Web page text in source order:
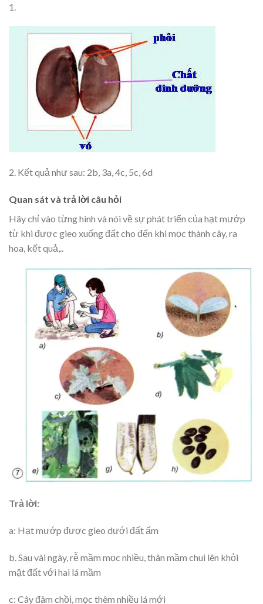
1.
2. Kết quả như sau: 2b, 3a, 4c, 5c, 6d
Quan sát và trả lời câu hỏi
Hãy chỉ vào từng hình và nói về sự phát triển của hạt mướp
từ khi được gieo xuống đất cho đến khi mọc thành cây, ra
hoa, kết quả,..
Trả lời:
a: Hạt mướp được gieo dưới đất ẩm
b. Sau vài ngày, rễ mầm mọc nhiều, thân mầm chui lên khỏi
mặt đất với hai lá mầm
c: Cây đâm chồi, mọc thêm nhiều lá mới